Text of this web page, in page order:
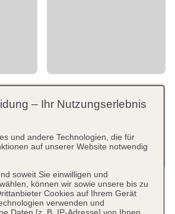
– Ihr Nutzungserlebnis
und andere Technologien, die für
auf unserer Website notwendig
soweit Sie einwilligen und
können wir sowie unsere bis zu
Cookies auf Ihrem Gerät
verwenden und